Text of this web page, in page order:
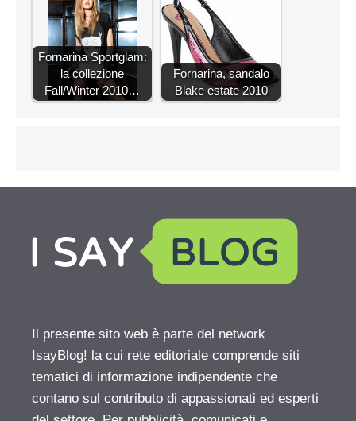
Fornarina Sportglam:
la collezione
Fall/Winter 2010…
Fornarina, sandalo
Blake estate 2010
Il presente sito web è parte del network
IsayBlog! la cui rete editoriale comprende siti
tematici di informazione indipendente che
contano sul contributo di appassionati ed esperti